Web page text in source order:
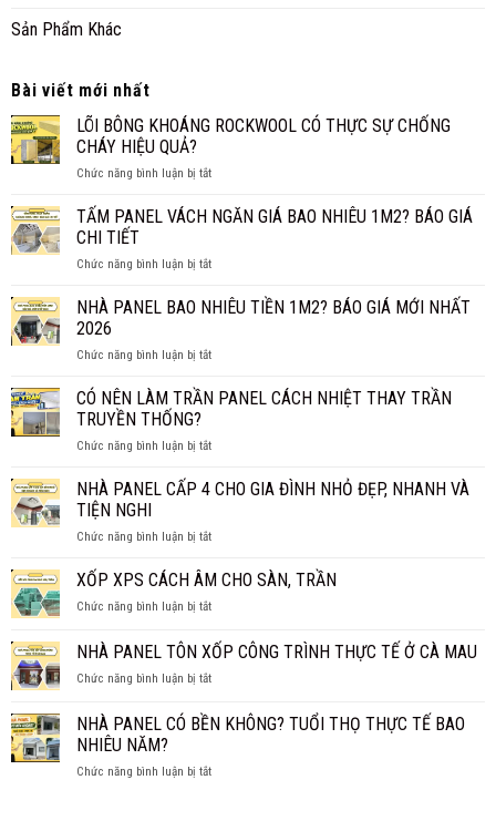
Sản Phẩm Khác
Bài viết mới nhất
LÕI BÔNG KHOÁNG ROCKWOOL CÓ THỰC SỰ CHỐNG
CHÁY HIỆU QUẢ?
Chức năng bình luận bị tắtở
BÔNG
CÓ
SỰ
HIỆU
TẤM PANEL VÁCH NGĂN GIÁ BAO NHIÊU 1M2? BÁO GIÁ
CHI TIẾT
Chức năng bình luận bị tắtở
PANEL
GIÁ
NHIÊU
GIÁ
TIẾT
NHÀ PANEL BAO NHIÊU TIỀN 1M2? BÁO GIÁ MỚI NHẤT
2026
Chức năng bình luận bị tắtở
PANEL
TIỀN
BÁO
NHẤT
CÓ NÊN LÀM TRẦN PANEL CÁCH NHIỆT THAY TRẦN
TRUYỀN THỐNG?
Chức năng bình luận bị tắtở
NÊN
PANEL
NHIỆT
TRẦN
THỐNG?
NHÀ PANEL CẤP 4 CHO GIA ĐÌNH NHỎ ĐẸP, NHANH VÀ
TIỆN NGHI
Chức năng bình luận bị tắtở
PANEL
4
GIA
NHỎ
NHANH
XỐP XPS CÁCH ÂM CHO SÀN, TRẦN
Chức năng bình luận bị tắtở
XPS
CÁCH
ÂM
SÀN,
NHÀ PANEL TÔN XỐP CÔNG TRÌNH THỰC TẾ Ở CÀ MAU
Chức năng bình luận bị tắtở
PANEL
TÔN
CÔNG
NHÀ PANEL CÓ BỀN KHÔNG? TUỔI THỌ THỰC TẾ BAO
NHIÊU NĂM?
Chức năng bình luận bị tắtở